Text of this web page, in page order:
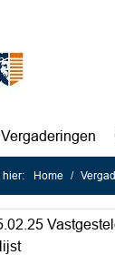
Vergaderingen
hier: Home